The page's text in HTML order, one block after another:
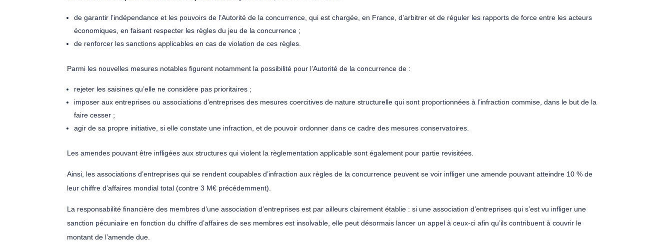
de garantir l’indépendance et les pouvoirs de l’Autorité de la concurrence, qui est chargée, en France, d’arbitrer et de réguler les rapports de force entre les acteurs
économiques, en faisant respecter les règles du jeu de la concurrence ;
de renforcer les sanctions applicables en cas de violation de ces règles.
Parmi les nouvelles mesures notables figurent notamment la possibilité pour l’Autorité de la concurrence de :
rejeter les saisines qu’elle ne considère pas prioritaires ;
imposer aux entreprises ou associations d’entreprises des mesures coercitives de nature structurelle qui sont proportionnées à l’infraction commise, dans le but de la
faire cesser ;
agir de sa propre initiative, si elle constate une infraction, et de pouvoir ordonner dans ce cadre des mesures conservatoires.
Les amendes pouvant être infligées aux structures qui violent la règlementation applicable sont également pour partie revisitées.
Ainsi, les associations d’entreprises qui se rendent coupables d’infraction aux règles de la concurrence peuvent se voir infliger une amende pouvant atteindre 10 % de
leur chiffre d’affaires mondial total (contre 3 M€ précédemment).
La responsabilité financière des membres d’une association d’entreprises est par ailleurs clairement établie : si une association d’entreprises qui s’est vu infliger une
sanction pécuniaire en fonction du chiffre d’affaires de ses membres est insolvable, elle peut désormais lancer un appel à ceux-ci afin qu’ils contribuent à couvrir le
montant de l’amende due.